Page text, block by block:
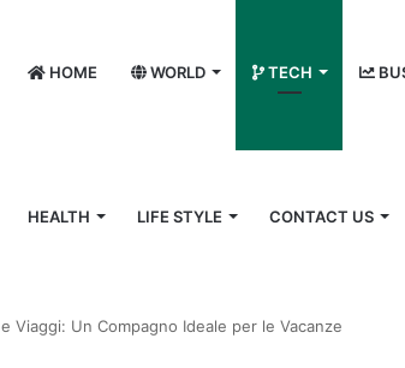
HOME WORLD TECH
HEALTH LIFE STYLE CONTACT US
Viaggi: Un Compagno Ideale per le Vacanze